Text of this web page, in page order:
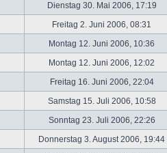
Dienstag 30. Mai 2006, 17:19
Freitag 2. Juni 2006, 08:31
Montag 12. Juni 2006, 10:36
Montag 12. Juni 2006, 12:02
Freitag 16. Juni 2006, 22:04
Samstag 15. Juli 2006, 10:58
Sonntag 23. Juli 2006, 22:26
Donnerstag 3. August 2006, 19:44